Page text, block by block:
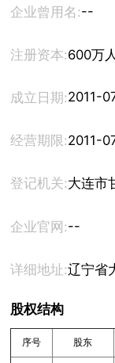
企业曾用名:--
注册资本:600万
成立日期:2011-
经营期限:
登记机关:大连市
企业官网:--
详细地址:辽宁省
股权结构
序号 股东